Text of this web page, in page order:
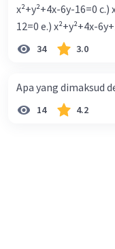
x²+y²+4x-6y-16=0 c.)
12=0 e.) x²+y²+4x-
34 3.0
Apa yang dimaksud
14 4.2